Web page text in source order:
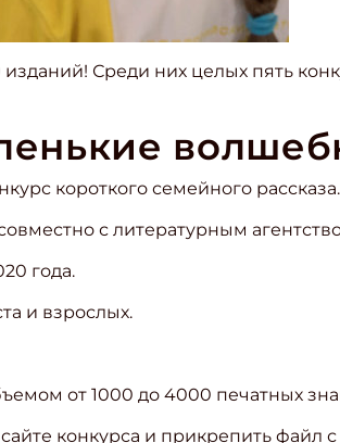
изданий! Среди них целых пять
короткого семейного рассказа.
с литературным
года.
и взрослых.
от 1000 до 4000 печатных
конкурса и прикрепить файл